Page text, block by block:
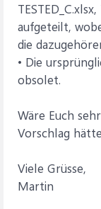
aufgeteilt,
die
• Die
obsolet.
Wäre Euch
Vorschlag
Viele Grüsse,
Martin